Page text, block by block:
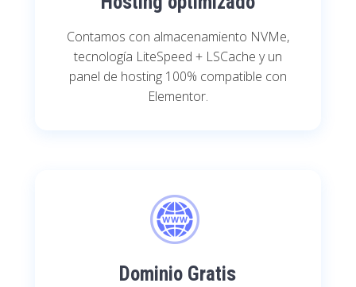
Contamos con almacenamiento NVMe,
tecnología LiteSpeed + LSCache y un
panel de hosting 100% compatible con
Elementor.
Dominio Gratis